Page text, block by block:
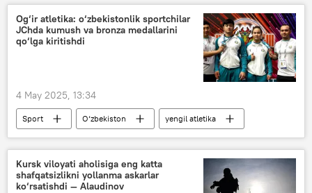
Rossiya
Ukraina
Vladimir Putin
Moskva
yadro quroli
Og‘ir atletika: o‘zbekistonlik sportchilar
JChda kumush va bronza medallarini
qo‘lga kiritishdi
4 May 2025, 13:34
Sport O‘zbekiston yengil atletika
Kursk viloyati aholisiga eng katta
shafqatsizlikni yollanma askarlar
ko‘rsatishdi — Alaudinov